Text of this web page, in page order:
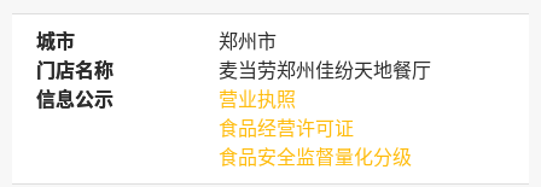
城市
城市
郑州市
门店名称
门店名称
麦当劳郑州佳纷天地餐厅
信息公示
信息公示
营业执照
食品经营许可证
食品安全监督量化分级